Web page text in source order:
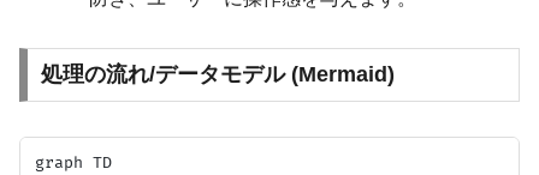
処理の流れ/データモデル (Mermaid)
graph TD